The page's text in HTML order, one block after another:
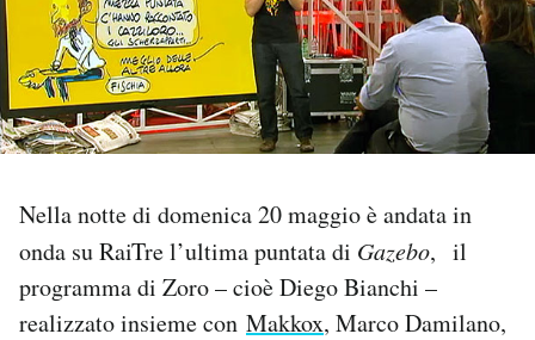
Sport
Mondiali calcio 2026
PODCAST
NEWSLETTER
I MIEI PREFERITI
Nella notte di domenica 20 maggio è andata in
onda su RaiTre l’ultima puntata di Gazebo, il
programma di Zoro – cioè Diego Bianchi –
realizzato insieme con Makkox, Marco Damilano,